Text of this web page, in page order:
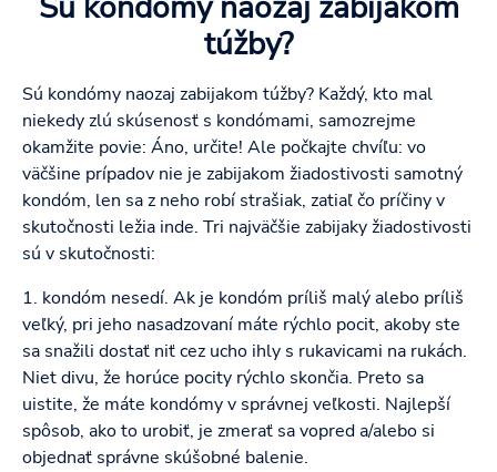
túžby?
Sú kondómy naozaj zabijakom túžby? Každý, kto mal
niekedy zlú skúsenosť s kondómami, samozrejme
okamžite povie: Áno, určite! Ale počkajte chvíľu: vo
väčšine prípadov nie je zabijakom žiadostivosti samotný
kondóm, len sa z neho robí strašiak, zatiaľ čo príčiny v
skutočnosti ležia inde. Tri najväčšie zabijaky žiadostivosti
sú v skutočnosti:
1. kondóm nesedí. Ak je kondóm príliš malý alebo príliš
veľký, pri jeho nasadzovaní máte rýchlo pocit, akoby ste
sa snažili dostať niť cez ucho ihly s rukavicami na rukách.
Niet divu, že horúce pocity rýchlo skončia. Preto sa
uistite, že máte kondómy v správnej veľkosti. Najlepší
spôsob, ako to urobiť, je zmerať sa vopred a/alebo si
objednať správne skúšobné balenie.